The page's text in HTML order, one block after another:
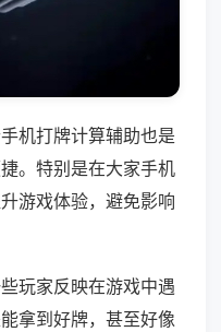
机打牌计算辅助也是
。特别是在大家手机
游戏体验，避免影响
玩家反映在游戏中遇
拿到好牌，甚至好像